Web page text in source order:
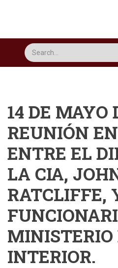
principal
14 DE MAYO
REUNIÓN
ENTRE EL
LA CIA,
RATCLIFFE,
MINISTERIO
INTERIOR.